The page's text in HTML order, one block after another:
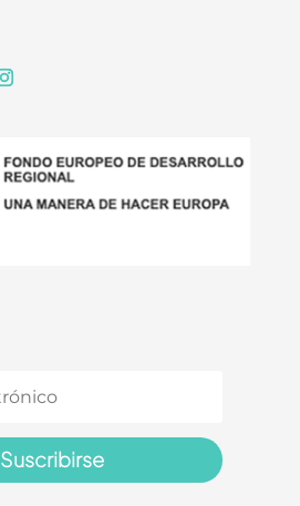
Suscribirse